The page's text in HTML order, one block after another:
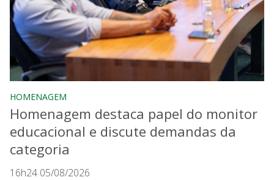
HOMENAGEM
Homenagem destaca papel do monitor
educacional e discute demandas da
categoria
16h24 05/08/2026